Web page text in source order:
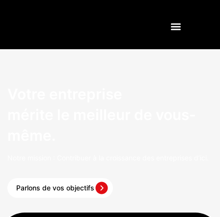
Parlons de vos objectifs